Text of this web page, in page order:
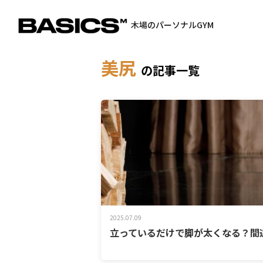
木場のパーソナルGYM
美尻 の記事一覧
2025.07.09
立っているだけで脚が太くなる？